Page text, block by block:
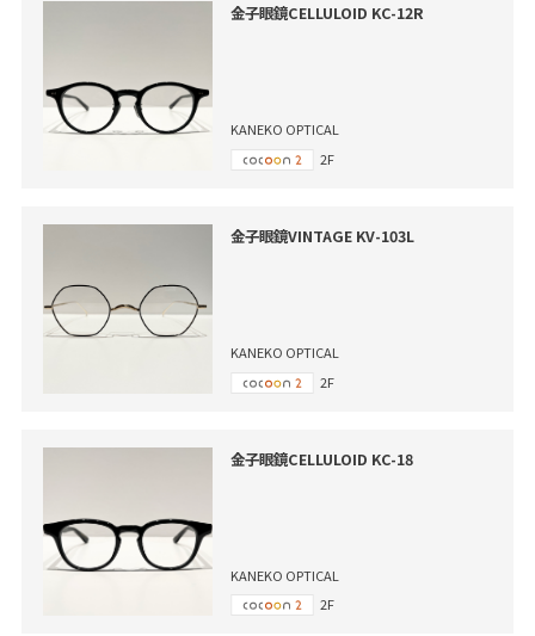
金子眼鏡CELLULOID KC-12R
KANEKO OPTICAL
2F
金子眼鏡VINTAGE KV-103L
KANEKO OPTICAL
2F
金子眼鏡CELLULOID KC-18
KANEKO OPTICAL
2F